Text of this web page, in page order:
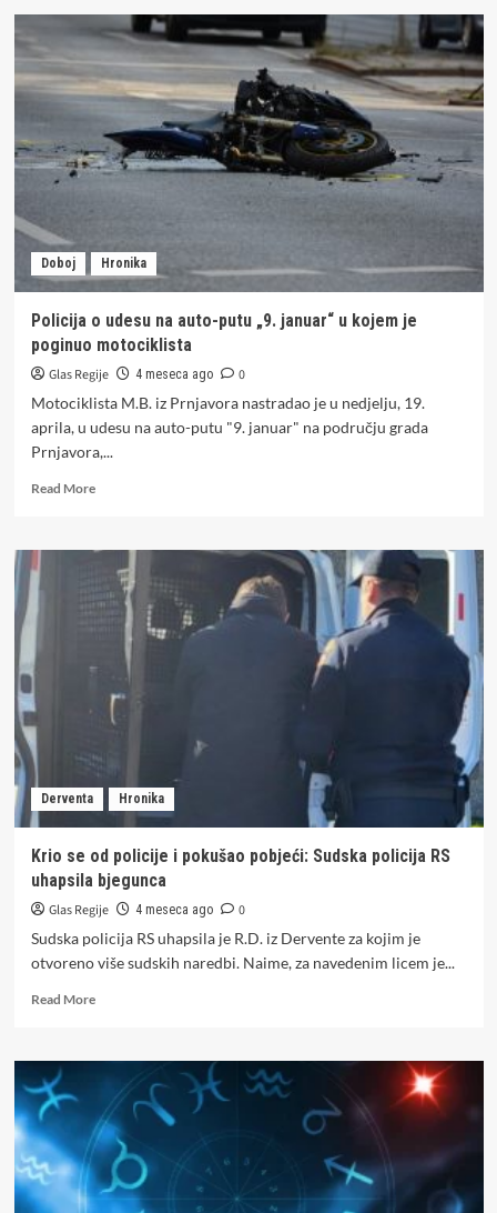
Idealna
kilaža
za
žene
visoke
170
cm:
Šta
nauka
Doboj Hronika
Policija o udesu na auto-putu „9. januar“ u kojem je
poginuo motociklista
Glas Regije 4 meseca ago
0
Motociklista M.B. iz Prnjavora nastradao je u nedjelju, 19.
aprila, u udesu na auto-putu "9. januar" na području grada
Prnjavora,...
Read MoreRead
Policija
udesu
na
januar“
je
poginuo
motociklista
Derventa Hronika
Krio se od policije i pokušao pobjeći: Sudska policija RS
uhapsila bjegunca
Glas Regije 4 meseca ago
0
Sudska policija RS uhapsila je R.D. iz Dervente za kojim je
otvoreno više sudskih naredbi. Naime, za navedenim licem je...
Read MoreRead
Krio
se
policije
i
pokušao
pobjeći:
Sudska